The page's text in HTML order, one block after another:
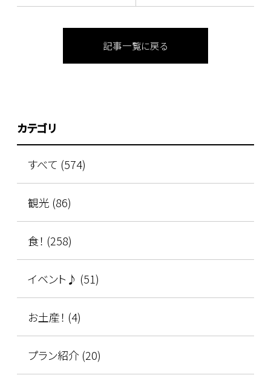
記事一覧に戻る
カテゴリ
すべて (574)
観光 (86)
食！ (258)
イベント♪ (51)
お土産！ (4)
プラン紹介 (20)